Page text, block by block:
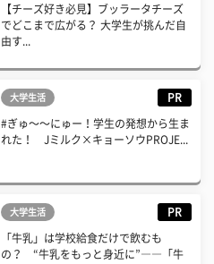
【チーズ好き必見】ブッラータチーズ
でどこまで広がる？ 大学生が挑んだ自
由す...
大学生活 PR
#ぎゅ〜〜にゅー！学生の発想から生ま
れた！ Jミルク×キョーソウPROJE...
大学生活 PR
「牛乳」は学校給食だけで飲むも
の？ “牛乳をもっと身近に”――「牛